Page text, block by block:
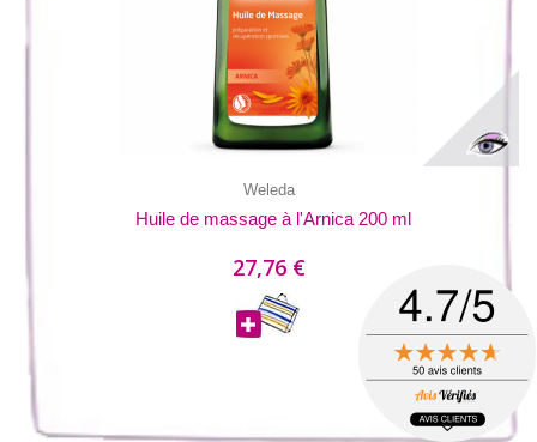
Weleda
Huile de massage à l'Arnica 200 ml
27,76 €